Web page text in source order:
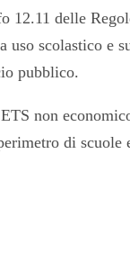
delle
scolastico e
pubblico.
non
di